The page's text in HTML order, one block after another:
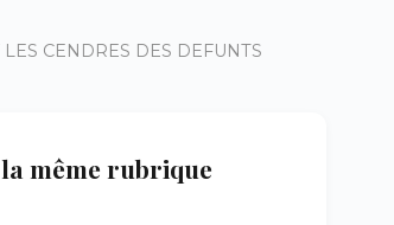
CENDRES DES DEFUNTS
même rubrique